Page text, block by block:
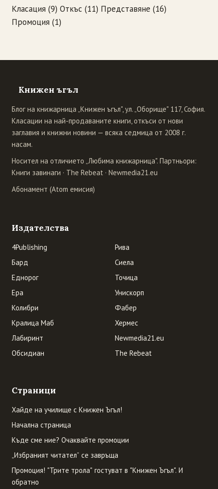
Класация (9) Откъс (11) Представяне (16)
Промоция (1)
Книжен ъгъл
Блог на книжарница „Книжен ъгъл", ул. „Оборище" 117, София.
Класации на най-продаваните книги, откъси от нови
заглавия и книжни новини — всяка седмица от 2008 г.
насам.
Носител на отличието „Любима книжарница". Партньори:
Книги завинаги · The Rebeat · Newmedia21.eu
Абонамент (Atom емисия)
Издателства
4Publishing
Бард
Еднорог
Ера
Колибри
Кралица Маб
Лабиринт
Обсидиан
Рива
Сиела
Точица
Унискорп
Фабер
Хермес
Newmedia21.eu
The Rebeat
Страници
Хайде на училище с Книжен Ъгъл!
Начална страница
Къде сме ние? Очаквайте промоции
„Избраният читател” се завръща
Промоция! "Трите трола" гостуват в "Книжен Ъгъл". И
обратно